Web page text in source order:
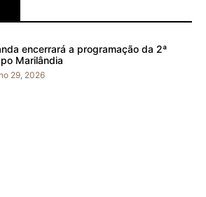
encerrará a programação da 2ª
Marilândia
29, 2026